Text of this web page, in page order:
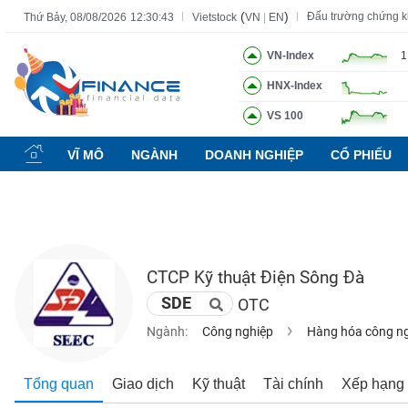
Thứ Bảy, 08/08/2026 12:30:44 Vietstock (VN EN) Đấu trường chứng
VN-Index
HNX-Index
VS 100
VĨ MÔ NGÀNH DOANH NGHIỆP CỔ PHIẾU
CTCP Kỹ thuật Điện Sông Đà
SDE OTC
Ngành: Công nghiệp Hàng hóa công
Tổng quan Giao dịch Kỹ thuật Tài chính Xếp hạng
Tất cả Tính năng Ngành Mã chứng khoán Lãnh đạo
Tính
năng
(-)
CHỨNG
KHOÁN
NGHIỆP